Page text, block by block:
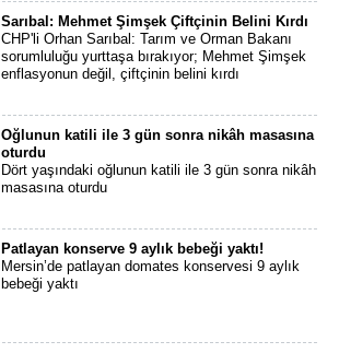
Sarıbal: Mehmet Şimşek Çiftçinin Belini Kırdı
CHP'li Orhan Sarıbal: Tarım ve Orman Bakanı
sorumluluğu yurttaşa bırakıyor; Mehmet Şimşek
enflasyonun değil, çiftçinin belini kırdı
Oğlunun katili ile 3 gün sonra nikâh masasına
oturdu
Dört yaşındaki oğlunun katili ile 3 gün sonra nikâh
masasına oturdu
Patlayan konserve 9 aylık bebeği yaktı!
Mersin’de patlayan domates konservesi 9 aylık
bebeği yaktı